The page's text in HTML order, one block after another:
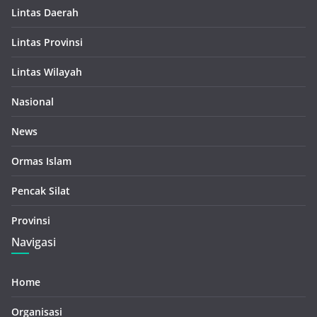
Lintas Daerah
Lintas Provinsi
Lintas Wilayah
Nasional
News
Ormas Islam
Pencak Silat
Provinsi
Navigasi
Home
Organisasi